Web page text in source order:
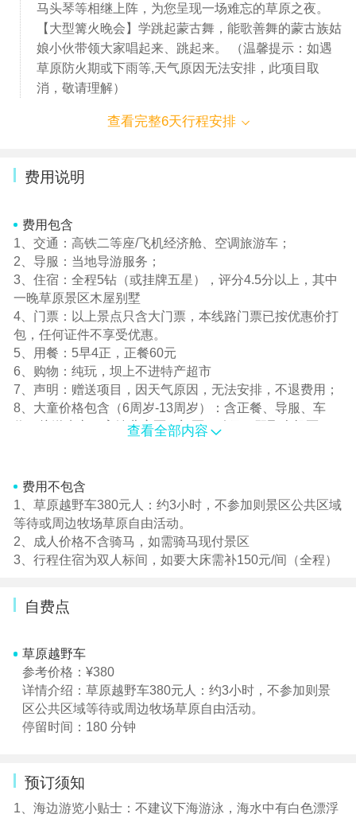
马头琴等相继上阵，为您呈现一场难忘的草原之夜。
【大型篝火晚会】学跳起蒙古舞，能歌善舞的蒙古族姑
娘小伙带领大家唱起来、跳起来。 （温馨提示：如遇
草原防火期或下雨等,天气原因无法安排，此项目取
消，敬请理解）
查看完整6天行程安排
费用说明
费用包含
1、交通：高铁二等座/飞机经济舱、空调旅游车；
2、导服：当地导游服务；
3、住宿：全程5钻（或挂牌五星），评分4.5分以上，其中
一晚草原景区木屋别墅
4、门票：以上景点只含大门票，本线路门票已按优惠价打
包，任何证件不享受优惠。
5、用餐：5早4正，正餐60元
6、购物：纯玩，坝上不进特产超市
7、声明：赠送项目，因天气原因，无法安排，不退费用；
8、大童价格包含（6周岁-13周岁）：含正餐、导服、车
位、接送班车、高铁儿童票、门票、骑马、双飞含机票、
位、接送班车、综合服务费、双飞含机票。
查看全部内容
费用不包含
1、草原越野车380元人：约3小时，不参加则景区公共区域
等待或周边牧场草原自由活动。
2、成人价格不含骑马，如需骑马现付景区
3、行程住宿为双人标间，如要大床需补150元/间（全程）
自费点
草原越野车
参考价格：¥380
详情介绍：草原越野车380元人：约3小时，不参加则景
区公共区域等待或周边牧场草原自由活动。
停留时间：180 分钟
预订须知
1、海边游览小贴士：不建议下海游泳，海水中有白色漂浮